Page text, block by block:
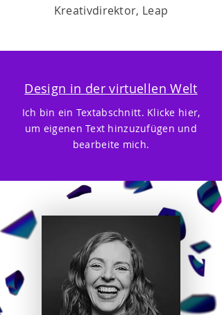
Kreativdirektor, Leap
Design in der virtuellen Welt
Ich bin ein Textabschnitt. Klicke hier,
um eigenen Text hinzuzufügen und
bearbeite mich.